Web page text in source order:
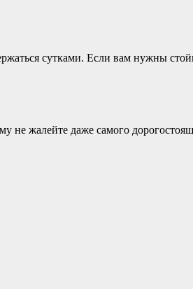
сутками. Если вам нужны
не жалейте даже самого